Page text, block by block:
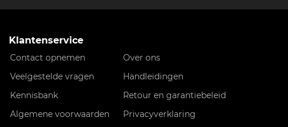
Klantenservice
Contact opnemen
Over ons
Veelgestelde vragen
Handleidingen
Kennisbank
Retour en garantiebeleid
Algemene voorwaarden
Privacyverklaring